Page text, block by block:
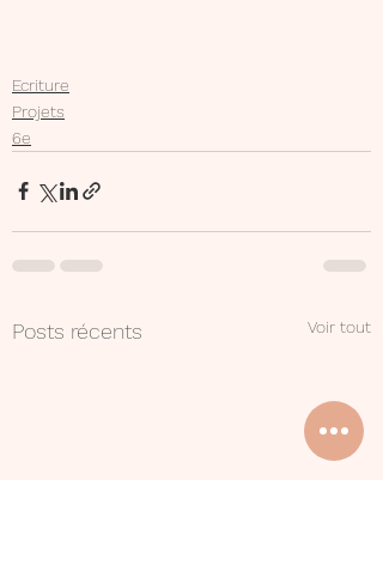
Ecriture
Projets
6e
Posts récents Voir tout